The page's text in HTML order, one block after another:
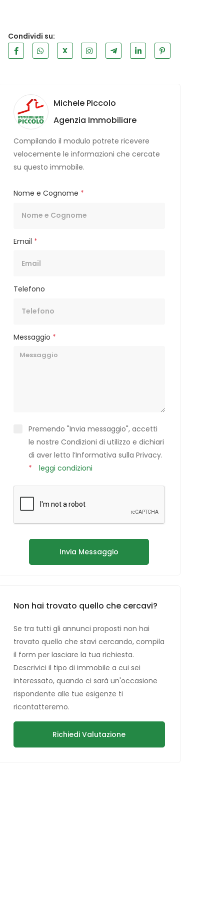
Condividi su:
X
Michele Piccolo
Agenzia Immobiliare
Compilando il modulo potrete ricevere
velocemente le informazioni che cercate
su questo immobile.
Nome e Cognome *
Email *
Telefono
Messaggio *
Premendo "Invia messaggio", accetti
le nostre Condizioni di utilizzo e dichiari
di aver letto l’Informativa sulla Privacy.
*
leggi condizioni
Invia Messaggio
Non hai trovato quello che cercavi?
Se tra tutti gli annunci proposti non hai
trovato quello che stavi cercando, compila
il form per lasciare la tua richiesta.
Descrivici il tipo di immobile a cui sei
interessato, quando ci sarà un'occasione
rispondente alle tue esigenze ti
ricontatteremo.
Richiedi Valutazione